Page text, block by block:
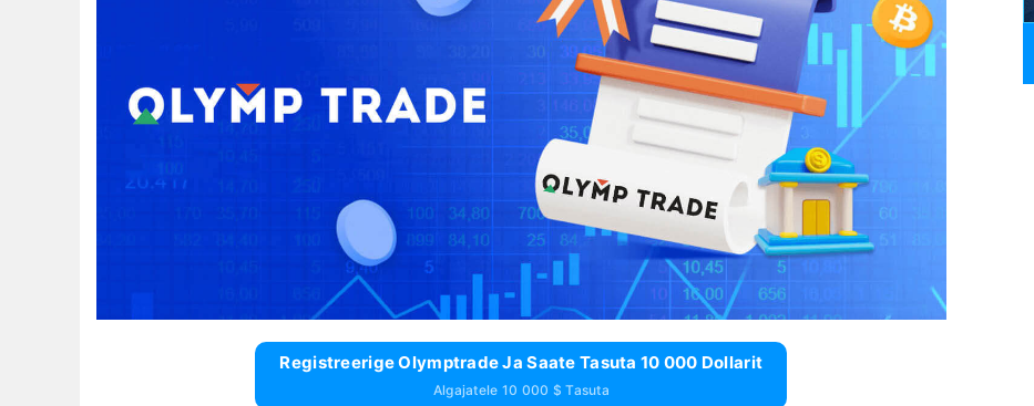
Registreerige Olymptrade Ja Saate Tasuta 10 000 Dollarit
Algajatele 10 000 $ Tasuta